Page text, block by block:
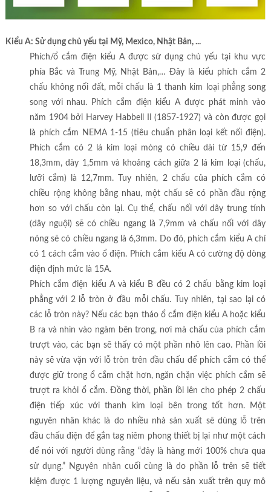
Kiểu A: Sử dụng chủ yếu tại Mỹ, Mexico, Nhật Bản, ...
Phích/ổ cắm điện kiểu A được sử dụng chủ yếu tại khu vực
phía Bắc và Trung Mỹ, Nhật Bản,… Đây là kiểu phích cắm 2
chấu không nối đất, mỗi chấu là 1 thanh kim loại phẳng song
song với nhau. Phích cắm điện kiểu A được phát minh vào
năm 1904 bởi Harvey Habbell II (1857-1927) và còn được gọi
là phích cắm NEMA 1-15 (tiêu chuẩn phân loại kết nối điện).
Phích cắm có 2 lá kim loại mỏng có chiều dài từ 15,9 đến
18,3mm, dày 1,5mm và khoảng cách giữa 2 lá kim loại (chấu,
lưỡi cắm) là 12,7mm. Tuy nhiên, 2 chấu của phích cắm có
chiều rộng không bằng nhau, một chấu sẽ có phần đầu rộng
hơn so với chấu còn lại. Cụ thể, chấu nối với dây trung tính
(dây nguội) sẽ có chiều ngang là 7,9mm và chấu nối với dây
nóng sẽ có chiều ngang là 6,3mm. Do đó, phích cắm kiểu A chỉ
có 1 cách cắm vào ổ điện. Phích cắm kiểu A có cường độ dòng
điện định mức là 15A.
Phích cắm điện kiểu A và kiểu B đều có 2 chấu bằng kim loại
phẳng với 2 lỗ tròn ở đầu mỗi chấu. Tuy nhiên, tại sao lại có
các lỗ tròn này? Nếu các bạn tháo ổ cắm điện kiểu A hoặc kiểu
B ra và nhìn vào ngàm bên trong, nơi mà chấu của phích cắm
trượt vào, các bạn sẽ thấy có một phần nhô lên cao. Phần lồi
này sẽ vừa vặn với lỗ tròn trên đầu chấu để phích cắm có thể
được giữ trong ổ cắm chặt hơn, ngăn chặn việc phích cắm sẽ
trượt ra khỏi ổ cắm. Đồng thời, phần lồi lên cho phép 2 chấu
điện tiếp xúc với thanh kim loại bên trong tốt hơn. Một
nguyên nhân khác là do nhiều nhà sản xuất sẽ dùng lỗ trên
đầu chấu điện để gắn tag niêm phong thiết bị lại như một cách
để nói với người dùng rằng “đây là hàng mới 100% chưa qua
sử dụng.” Nguyên nhân cuối cùng là do phần lỗ trên sẽ tiết
kiệm được 1 lượng nguyên liệu, và nếu sản xuất trên quy mô